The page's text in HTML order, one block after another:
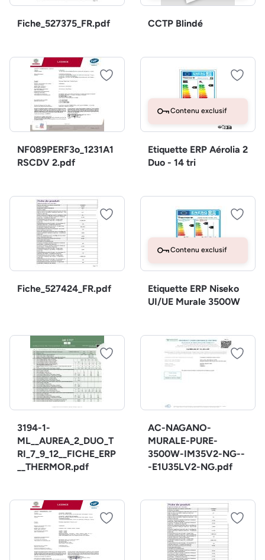
Fiche_527375_FR.pdf CCTP Blindé
NF089PERF3o_1231A1
RSCDV 2.pdf
Contenu exclusif
Etiquette ERP Aérolia 2
Duo - 14 tri
Fiche_527424_FR.pdf
Contenu exclusif
Etiquette ERP Niseko
UI/UE Murale 3500W
3194-1-
ML__AUREA_2_DUO_T
RI_7_9_12__FICHE_ERP
__THERMOR.pdf
AC-NAGANO-
MURALE-PURE-
3500W-IM35V2-NG--
-E1U35LV2-NG.pdf